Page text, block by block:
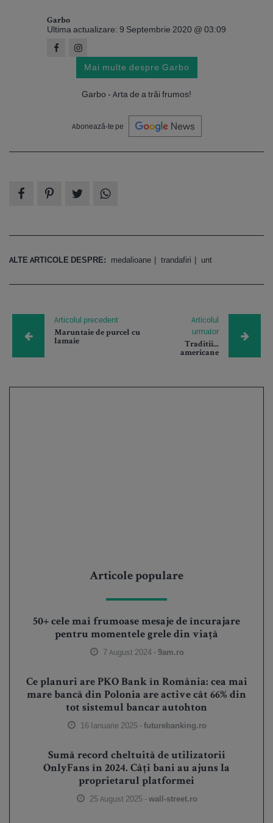
Garbo
Ultima actualizare: 9 Septembrie 2020 @ 03:09
Mai multe despre Garbo
Garbo - Arta de a trăi frumos!
Abonează-te pe
ALTE ARTICOLE DESPRE: medalioane trandafiri unt
Articolul precedent
Maruntaie de purcel cu
lamaie
Articolul
urmator
Traditii...
americane
Articole populare
50+ cele mai frumoase mesaje de încurajare
pentru momentele grele din viață
7 August 2024 -9am.ro
Ce planuri are PKO Bank în România: cea mai
mare bancă din Polonia are active cât 66% din
tot sistemul bancar autohton
16 Ianuarie 2025 -futurebanking.ro
Sumă record cheltuită de utilizatorii
OnlyFans în 2024. Câți bani au ajuns la
proprietarul platformei
25 August 2025 -wall-street.ro